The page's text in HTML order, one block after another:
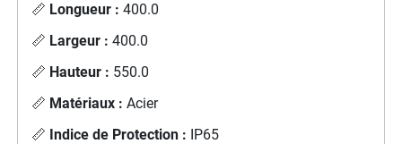
📏 Longueur : 400.0
📏 Largeur : 400.0
📏 Hauteur : 550.0
📏 Matériaux : Acier
📏 Indice de Protection : IP65